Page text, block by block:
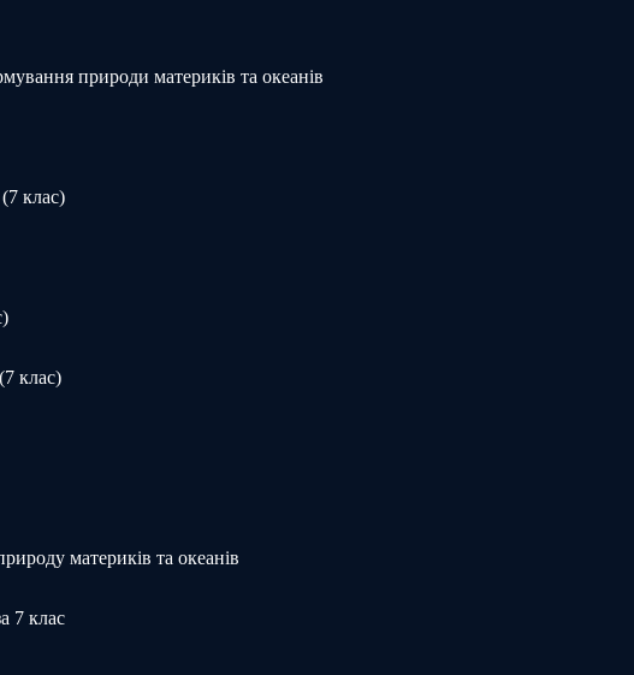
природи материків та океанів
клас)
клас)
материків та океанів
7 клас